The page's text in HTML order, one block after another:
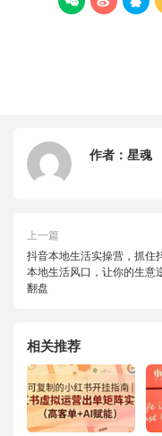
作者： 星魂
上一篇
抖音本地生活实操营，​抓住
本地生活风口，让你的生意
翻盘
相关推荐